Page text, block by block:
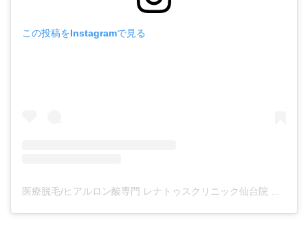
この投稿をInstagramで見る
医療脱毛/ヒアルロン酸専門 レナトゥスクリニック仙台院 高橋希(@renaclisendai)がシェアした投稿